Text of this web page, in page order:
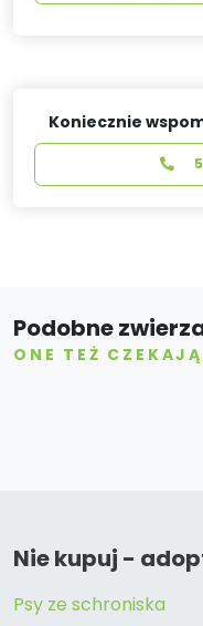
Koniecznie
Podobne
ONE TEŻ
Nie kupuj -
Psy ze schroniska